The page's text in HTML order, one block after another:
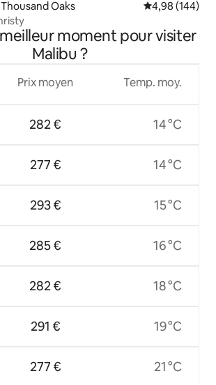
Oaks Évaluation
4,98 (144)
moment pour visiter
Malibu ?
Prix moyen
282 €
277 €
293 €
285 €
282 €
291 €
277 €
Temp. moy.
14 °C
14 °C
15 °C
16 °C
18 °C
19 °C
21 °C